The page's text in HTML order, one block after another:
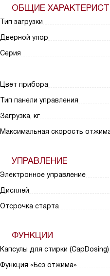
ОБЩИЕ
Тип загрузки
Дверной упор
Серия
Цвет прибора
Тип панели управления
Загрузка, кг
Максимальная скорость
УПРАВЛЕНИЕ
Электронное управление
Дисплей
Отсрочка старта
ФУНКЦИИ
Капсулы для стирки (CapDosing)
Функция «Без отжима»